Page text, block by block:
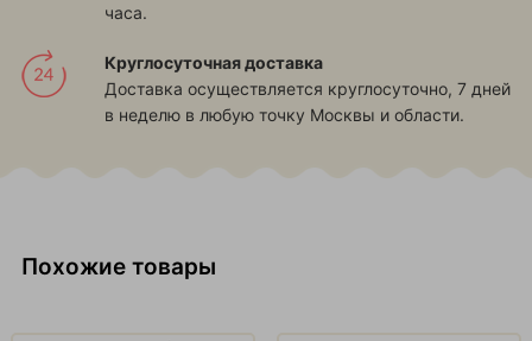
часа.
Круглосуточная доставка
Доставка осуществляется круглосуточно, 7 дней
в неделю в любую точку Москвы и области.
Похожие товары